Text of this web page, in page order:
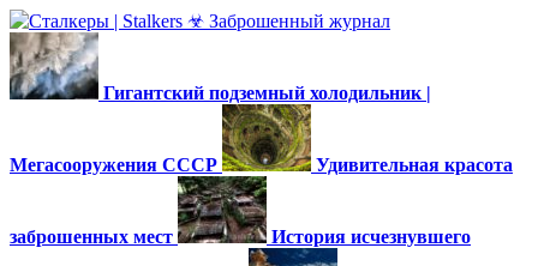
Гигантский подземный холодильник |
Мегасооружения СССР Удивительная красота
заброшенных мест История исчезнувшего